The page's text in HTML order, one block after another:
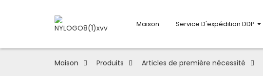
Maison Service D'expédition DDP
Maison Produits Articles de première nécessité